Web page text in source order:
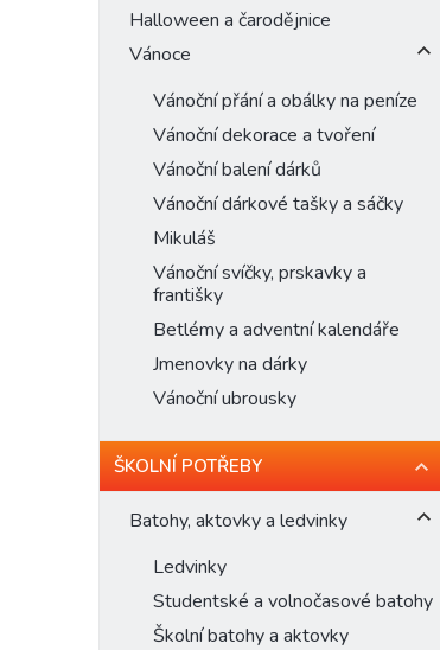
Halloween a čarodějnice
Vánoce
Vánoční přání a obálky na peníze
Vánoční dekorace a tvoření
Vánoční balení dárků
Vánoční dárkové tašky a sáčky
Mikuláš
Vánoční svíčky, prskavky a
františky
Betlémy a adventní kalendáře
Jmenovky na dárky
Vánoční ubrousky
ŠKOLNÍ POTŘEBY
Batohy, aktovky a ledvinky
Ledvinky
Studentské a volnočasové batohy
Školní batohy a aktovky